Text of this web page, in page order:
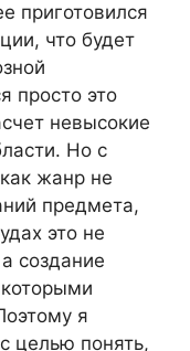
приготовился
что будет
просто это
невысокие
Но с
жанр не
предмета,
это не
создание
я
целью понять,